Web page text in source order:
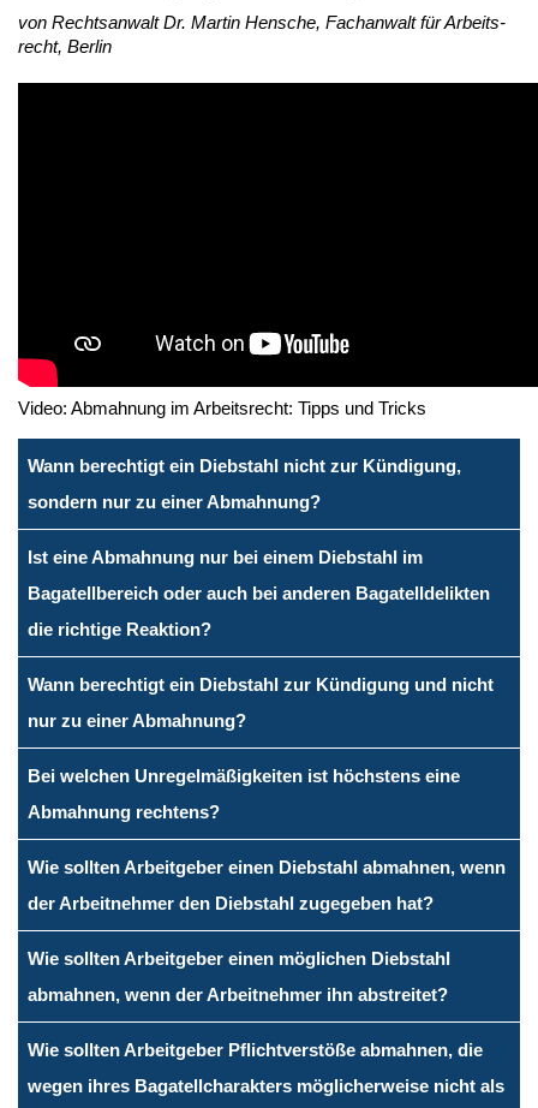
von Rechts­an­walt Dr. Mar­tin Hen­sche, Fach­an­walt für Ar­beits­
recht, Ber­lin
Video: Abmahnung im Arbeitsrecht: Tipps und Tricks
Wann berechtigt ein Diebstahl nicht zur Kündigung,
sondern nur zu einer Abmahnung?
Ist eine Abmahnung nur bei einem Diebstahl im
Bagatellbereich oder auch bei anderen Bagatelldelikten
die richtige Reaktion?
Wann berechtigt ein Diebstahl zur Kündigung und nicht
nur zu einer Abmahnung?
Bei welchen Unregelmäßigkeiten ist höchstens eine
Abmahnung rechtens?
Wie sollten Arbeitgeber einen Diebstahl abmahnen, wenn
der Arbeitnehmer den Diebstahl zugegeben hat?
Wie sollten Arbeitgeber einen möglichen Diebstahl
abmahnen, wenn der Arbeitnehmer ihn abstreitet?
Wie sollten Arbeitgeber Pflichtverstöße abmahnen, die
wegen ihres Bagatellcharakters möglicherweise nicht als